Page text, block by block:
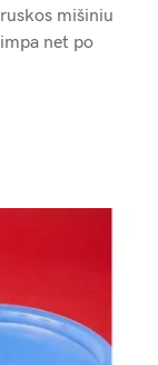
mišiniu
net po